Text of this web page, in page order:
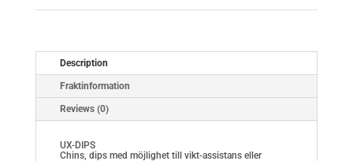
Description
Fraktinformation
Reviews (0)
UX-DIPS
Chins, dips med möjlighet till vikt-assistans eller